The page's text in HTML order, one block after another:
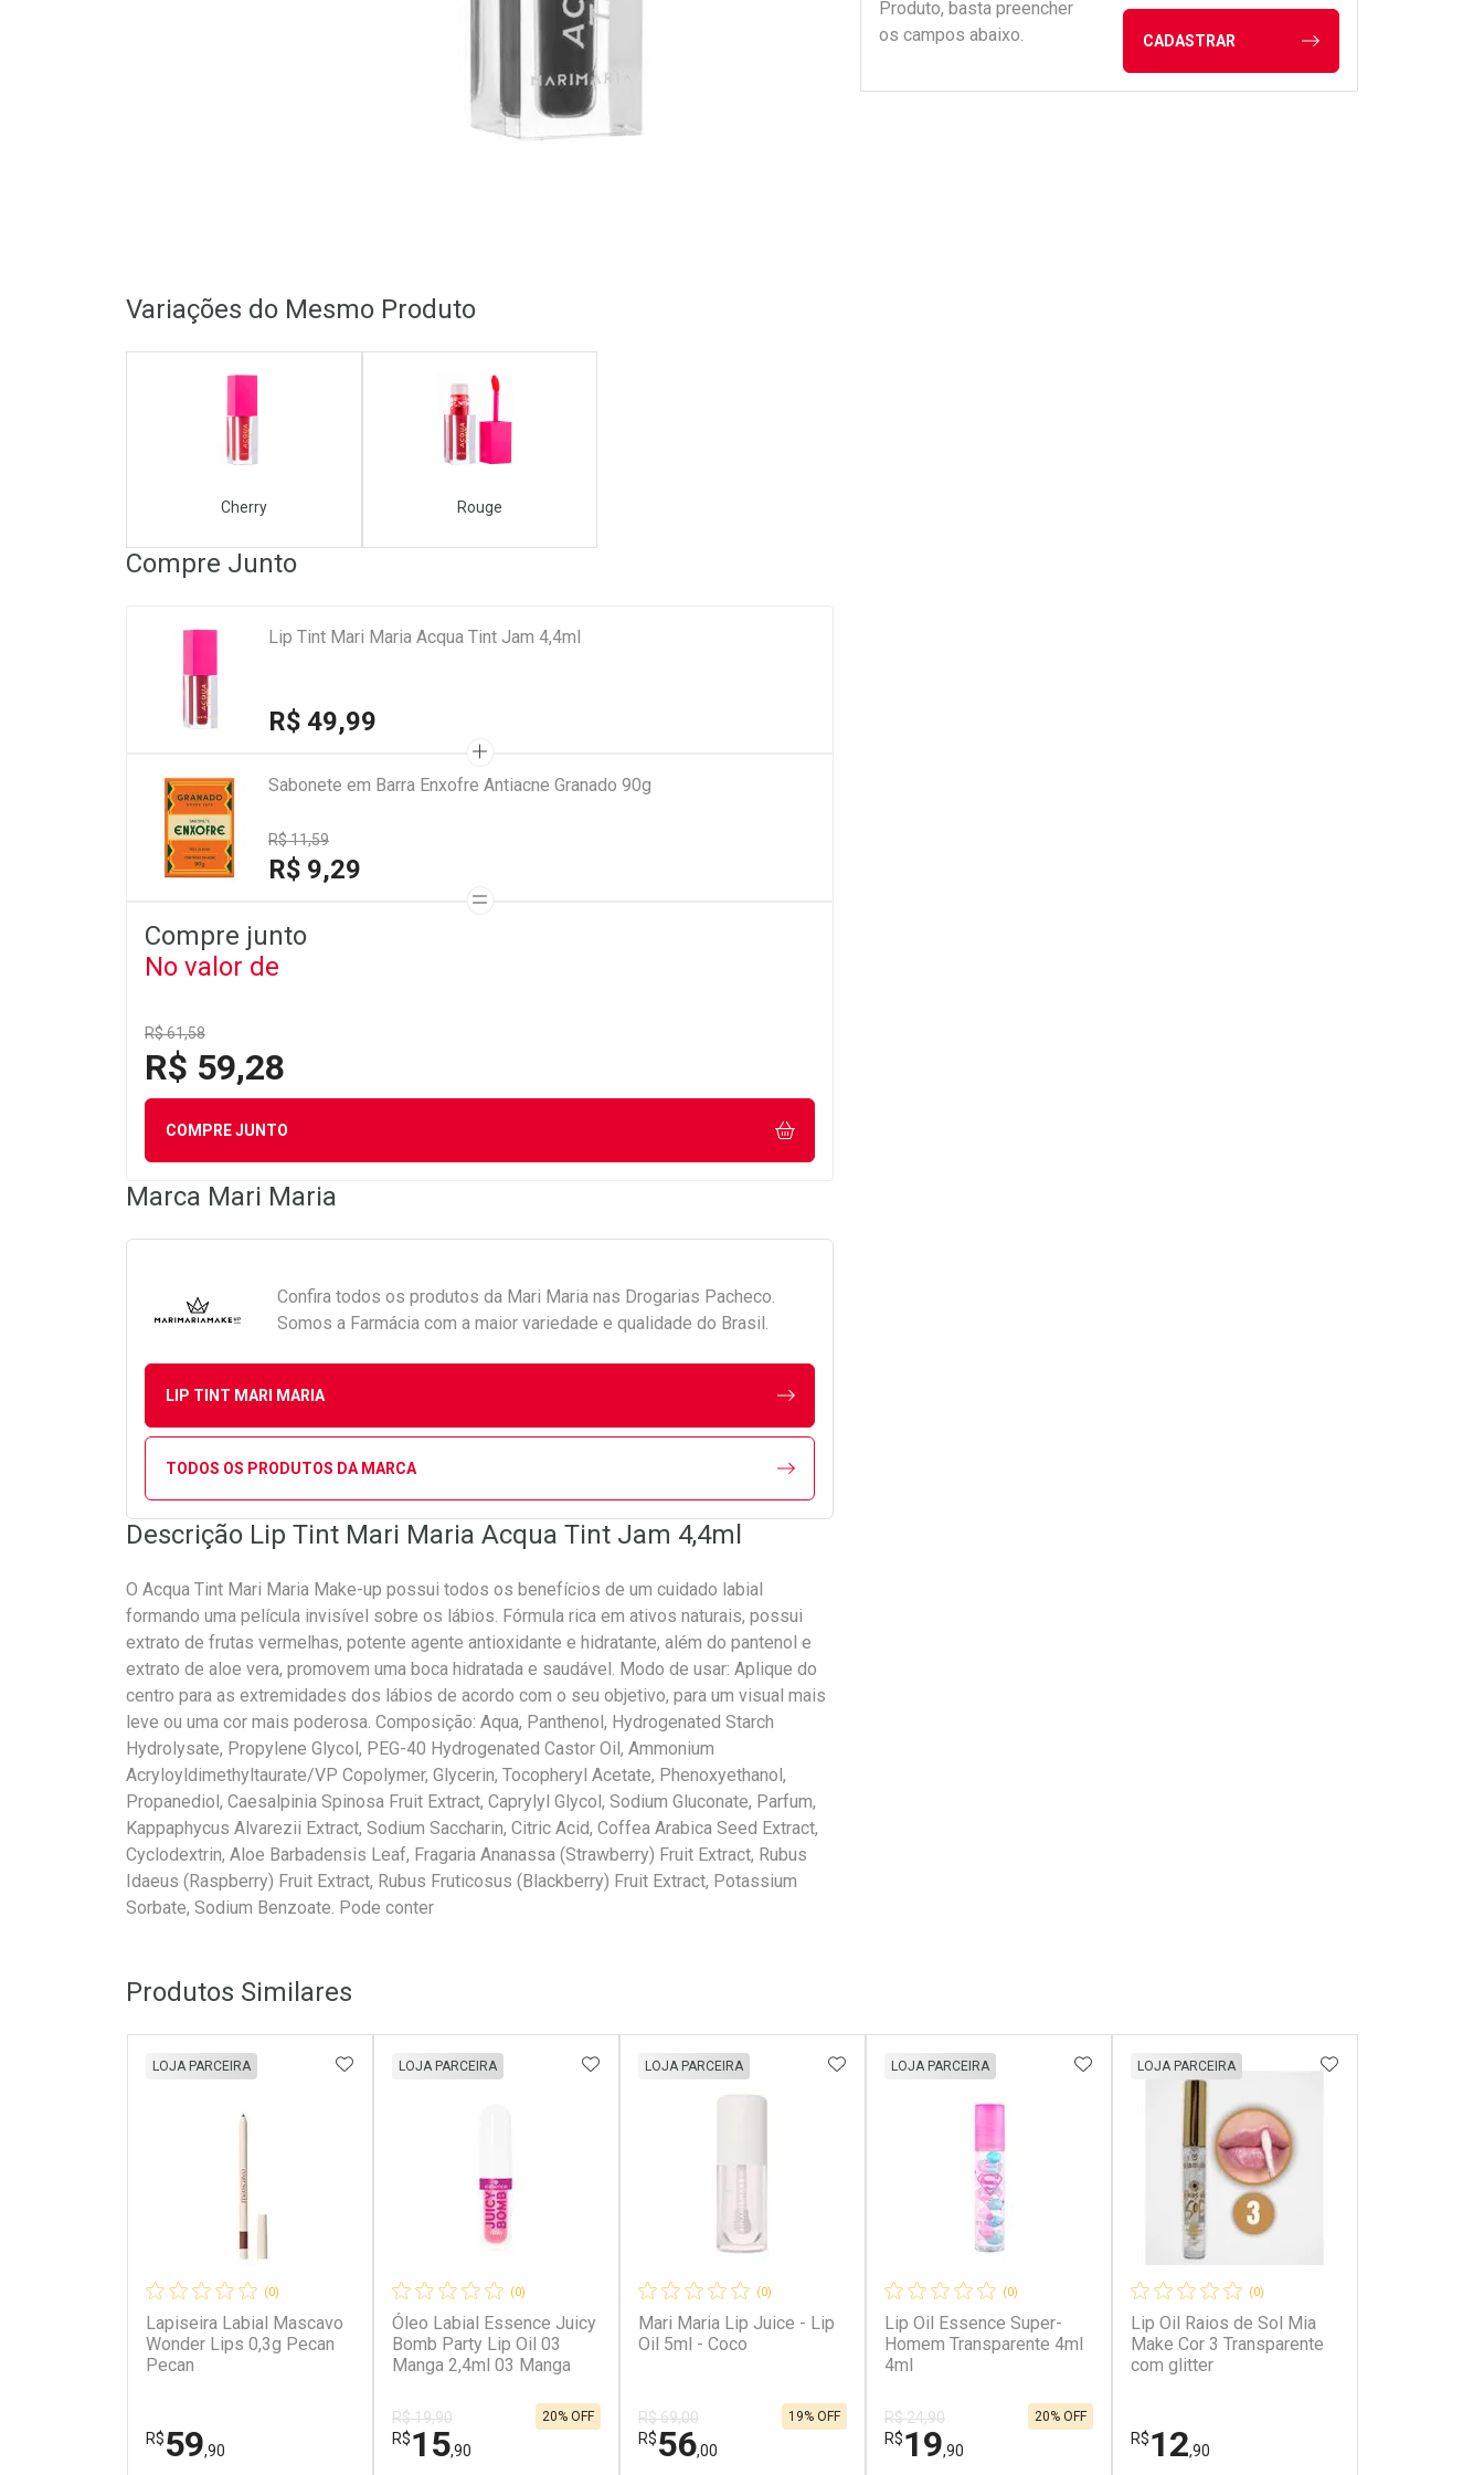
Produto, basta preencher
os campos abaixo.
CADASTRAR
Variações do Mesmo Produto
Cherry Rouge
Compre Junto
Lip Tint Mari Maria Acqua Tint Jam 4,4ml
R$ 49,99
Sabonete em Barra Enxofre Antiacne Granado 90g
R$ 11,59
R$ 9,29
Compre junto
No valor de
R$ 61,58
R$ 59,28
COMPRE JUNTO
Marca Mari Maria
Confira todos os produtos da Mari Maria nas Drogarias Pacheco.
Somos a Farmácia com a maior variedade e qualidade do Brasil.
LIP TINT MARI MARIA
TODOS OS PRODUTOS DA MARCA
Descrição Lip Tint Mari Maria Acqua Tint Jam 4,4ml
O Acqua Tint Mari Maria Make-up possui todos os benefícios de um cuidado labial
formando uma película invisível sobre os lábios. Fórmula rica em ativos naturais, possui
extrato de frutas vermelhas, potente agente antioxidante e hidratante, além do pantenol e
extrato de aloe vera, promovem uma boca hidratada e saudável. Modo de usar: Aplique do
centro para as extremidades dos lábios de acordo com o seu objetivo, para um visual mais
leve ou uma cor mais poderosa. Composição: Aqua, Panthenol, Hydrogenated Starch
Hydrolysate, Propylene Glycol, PEG-40 Hydrogenated Castor Oil, Ammonium
Acryloyldimethyltaurate/VP Copolymer, Glycerin, Tocopheryl Acetate, Phenoxyethanol,
Propanediol, Caesalpinia Spinosa Fruit Extract, Caprylyl Glycol, Sodium Gluconate, Parfum,
Kappaphycus Alvarezii Extract, Sodium Saccharin, Citric Acid, Coffea Arabica Seed Extract,
Cyclodextrin, Aloe Barbadensis Leaf, Fragaria Ananassa (Strawberry) Fruit Extract, Rubus
Idaeus (Raspberry) Fruit Extract, Rubus Fruticosus (Blackberry) Fruit Extract, Potassium
Sorbate, Sodium Benzoate. Pode conter
Produtos Similares
(0)
Lapiseira Labial Mascavo
Wonder Lips 0,3g Pecan
Pecan
LOJA PARCEIRA
R$59,90
ADICIONAR AOS FAVORITOS
(0)
Óleo Labial Essence Juicy
Bomb Party Lip Oil 03
Manga 2,4ml 03 Manga
LOJA PARCEIRA
R$ 19,90
R$15,90
20% OFF
ADICIONAR AOS FAVORITOS
(0)
Mari Maria Lip Juice - Lip
Oil 5ml - Coco
LOJA PARCEIRA
R$ 69,00
R$56,00
19% OFF
ADICIONAR AOS FAVORITOS
(0)
Lip Oil Essence Super-
Homem Transparente 4ml
4ml
LOJA PARCEIRA
R$ 24,90
R$19,90
20% OFF
ADICIONAR AOS FAVORITOS
(0)
Lip Oil Raios de Sol Mia
Make Cor 3 Transparente
com glitter
LOJA PARCEIRA
R$12,90
ADICIONAR AOS